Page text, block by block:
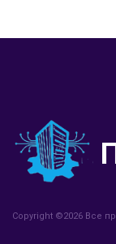
Copyright ©2026 Все